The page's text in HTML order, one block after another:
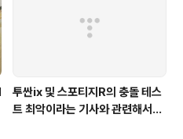
투싼ix 및 스포티지R의 충돌 테스
트 최악이라는 기사와 관련해서...